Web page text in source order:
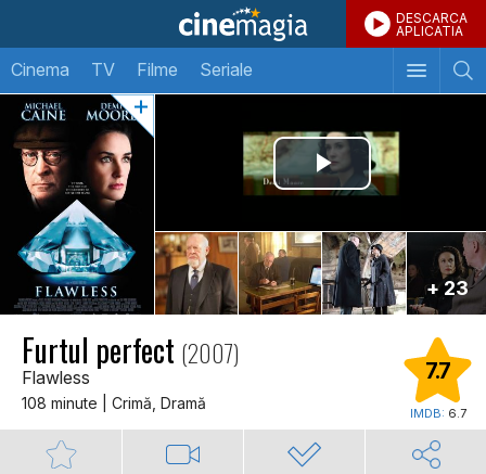
DESCARCA
APLICATIA
Cinema TV Filme Seriale
+ 23
Furtul perfect (2007)
Flawless
108 minute | Crimă, Dramă
7.7
IMDB: 6.7